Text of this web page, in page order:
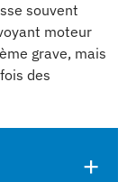
souvent
moteur
grave, mais
des